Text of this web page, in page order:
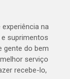
na
suprimentos
gente do bem
serviço
recebe-lo,